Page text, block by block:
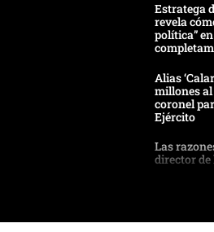
Estratega
revela
política”
Alias
millones
coronel
Ejército
Las
director